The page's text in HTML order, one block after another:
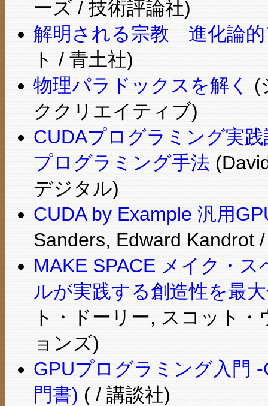
ーズ / 技術評論社)
解明される宗教 進化論的
ト / 青土社)
物理パラドックスを解く
(
ククリエイティブ)
CUDAプログラミング実
プログラミング手法
デジタル)
CUDA by Example 汎用
Sanders, Edward Kandrot
MAKE SPACE メイク・
ルが実践する創造性を最
ト・ドーリー, スコット
ョンズ)
GPUプログラミング入門
門書) ( / 講談社)